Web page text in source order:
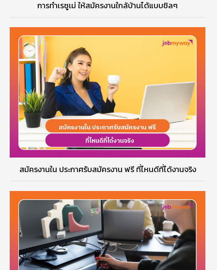
การทำเรซูเม่ ให้สมัครงานใกล้บ้านได้แบบชิลๆ
สมัครงานใน ประกาศรับสมัครงาน ฟรี ที่ไหนดีที่ได้งานจริง